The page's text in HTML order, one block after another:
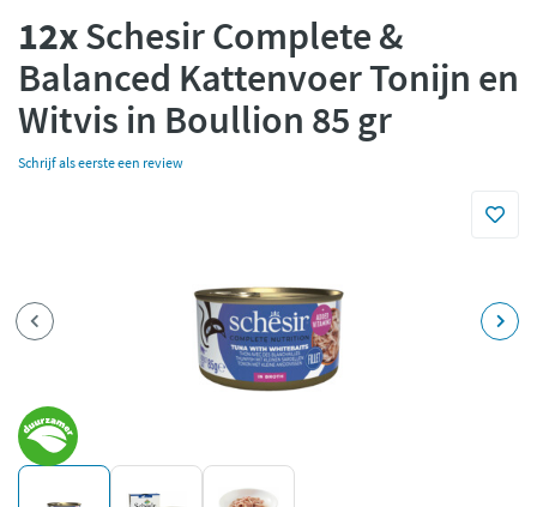
Betaal met Klarna
12xSchesir Complete &
Balanced Kattenvoer Tonijn en
Witvis in Boullion 85 gr
Schrijf als eerste een review